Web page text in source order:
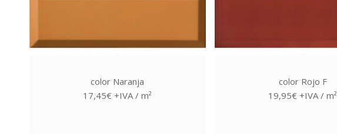
color Naranja
17,45€ +IVA / m²
color Rojo F
19,95€ +IVA / m²